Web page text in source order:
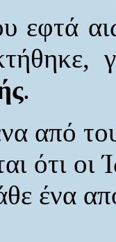
εφτά
.
από
ότι οι
ένα